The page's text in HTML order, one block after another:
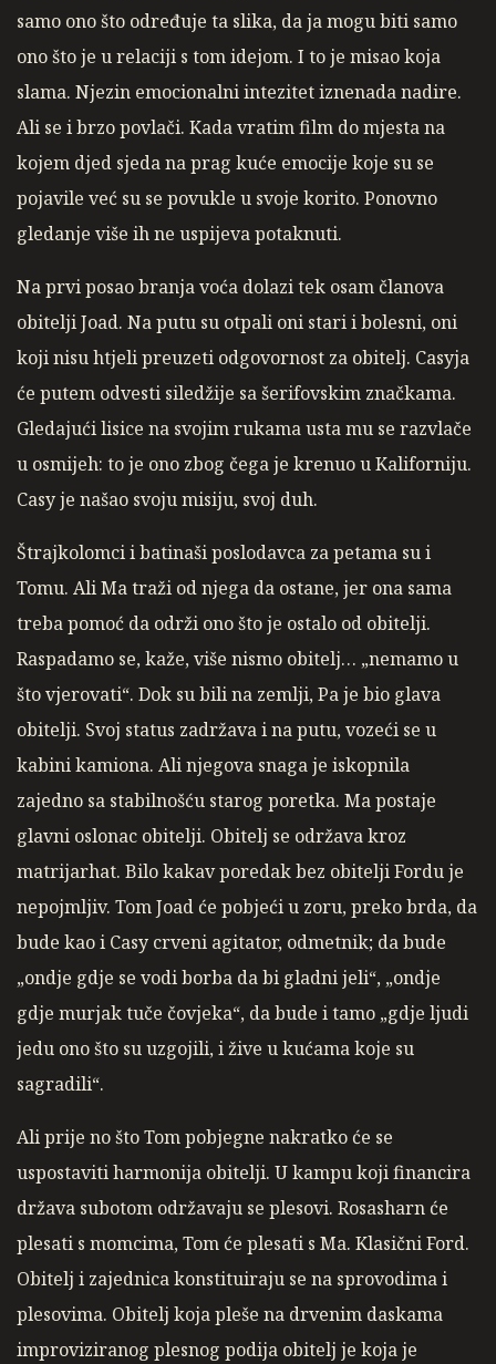
samo ono što određuje ta slika, da ja mogu biti samo
ono što je u relaciji s tom idejom. I to je misao koja
slama. Njezin emocionalni intezitet iznenada nadire.
Ali se i brzo povlači. Kada vratim film do mjesta na
kojem djed sjeda na prag kuće emocije koje su se
pojavile već su se povukle u svoje korito. Ponovno
gledanje više ih ne uspijeva potaknuti.
Na prvi posao branja voća dolazi tek osam članova
obitelji Joad. Na putu su otpali oni stari i bolesni, oni
koji nisu htjeli preuzeti odgovornost za obitelj. Casyja
će putem odvesti siledžije sa šerifovskim značkama.
Gledajući lisice na svojim rukama usta mu se razvlače
u osmijeh: to je ono zbog čega je krenuo u Kaliforniju.
Casy je našao svoju misiju, svoj duh.
Štrajkolomci i batinaši poslodavca za petama su i
Tomu. Ali Ma traži od njega da ostane, jer ona sama
treba pomoć da održi ono što je ostalo od obitelji.
Raspadamo se, kaže, više nismo obitelj… „nemamo u
što vjerovati“. Dok su bili na zemlji, Pa je bio glava
obitelji. Svoj status zadržava i na putu, vozeći se u
kabini kamiona. Ali njegova snaga je iskopnila
zajedno sa stabilnošću starog poretka. Ma postaje
glavni oslonac obitelji. Obitelj se održava kroz
matrijarhat. Bilo kakav poredak bez obitelji Fordu je
nepojmljiv. Tom Joad će pobjeći u zoru, preko brda, da
bude kao i Casy crveni agitator, odmetnik; da bude
„ondje gdje se vodi borba da bi gladni jeli“, „ondje
gdje murjak tuče čovjeka“, da bude i tamo „gdje ljudi
jedu ono što su uzgojili, i žive u kućama koje su
sagradili“.
Ali prije no što Tom pobjegne nakratko će se
uspostaviti harmonija obitelji. U kampu koji financira
država subotom održavaju se plesovi. Rosasharn će
plesati s momcima, Tom će plesati s Ma. Klasični Ford.
Obitelj i zajednica konstituiraju se na sprovodima i
plesovima. Obitelj koja pleše na drvenim daskama
improviziranog plesnog podija obitelj je koja je